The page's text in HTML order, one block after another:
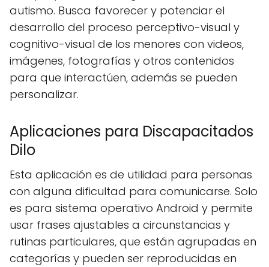
autismo. Busca favorecer y potenciar el
desarrollo del proceso perceptivo-visual y
cognitivo-visual de los menores con videos,
imágenes, fotografías y otros contenidos
para que interactúen, además se pueden
personalizar.
Aplicaciones para Discapacitados
Dilo
Esta aplicación es de utilidad para personas
con alguna dificultad para comunicarse. Solo
es para sistema operativo Android y permite
usar frases ajustables a circunstancias y
rutinas particulares, que están agrupadas en
categorías y pueden ser reproducidas en